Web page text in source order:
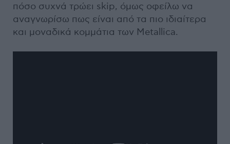
πόσο συχνά τρώει skip, όμως οφείλω να
αναγνωρίσω πως είναι από τα πιο ιδιαίτερα
και μοναδικά κομμάτια των Metallica.